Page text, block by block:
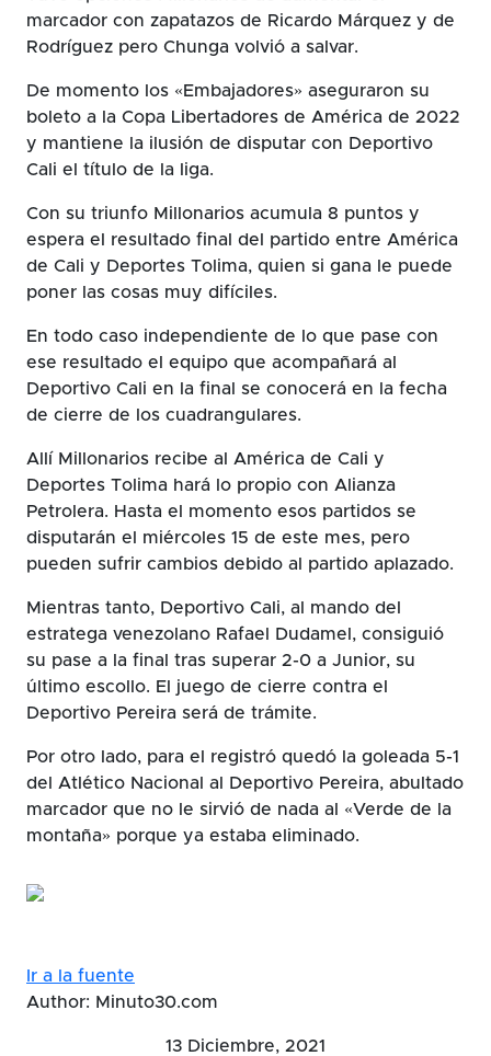
marcador con zapatazos de Ricardo Márquez y de
Rodríguez pero Chunga volvió a salvar.
De momento los «Embajadores» aseguraron su
boleto a la Copa Libertadores de América de 2022
y mantiene la ilusión de disputar con Deportivo
Cali el título de la liga.
Con su triunfo Millonarios acumula 8 puntos y
espera el resultado final del partido entre América
de Cali y Deportes Tolima, quien si gana le puede
poner las cosas muy difíciles.
En todo caso independiente de lo que pase con
ese resultado el equipo que acompañará al
Deportivo Cali en la final se conocerá en la fecha
de cierre de los cuadrangulares.
Allí Millonarios recibe al América de Cali y
Deportes Tolima hará lo propio con Alianza
Petrolera. Hasta el momento esos partidos se
disputarán el miércoles 15 de este mes, pero
pueden sufrir cambios debido al partido aplazado.
Mientras tanto, Deportivo Cali, al mando del
estratega venezolano Rafael Dudamel, consiguió
su pase a la final tras superar 2-0 a Junior, su
último escollo. El juego de cierre contra el
Deportivo Pereira será de trámite.
Por otro lado, para el registró quedó la goleada 5-1
del Atlético Nacional al Deportivo Pereira, abultado
marcador que no le sirvió de nada al «Verde de la
montaña» porque ya estaba eliminado.
Ir a la fuente
Author: Minuto30.com
13 Diciembre, 2021